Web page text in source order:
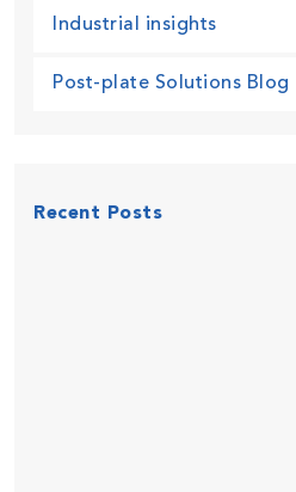
Industrial insights
Post-plate Solutions Blog
Recent Posts